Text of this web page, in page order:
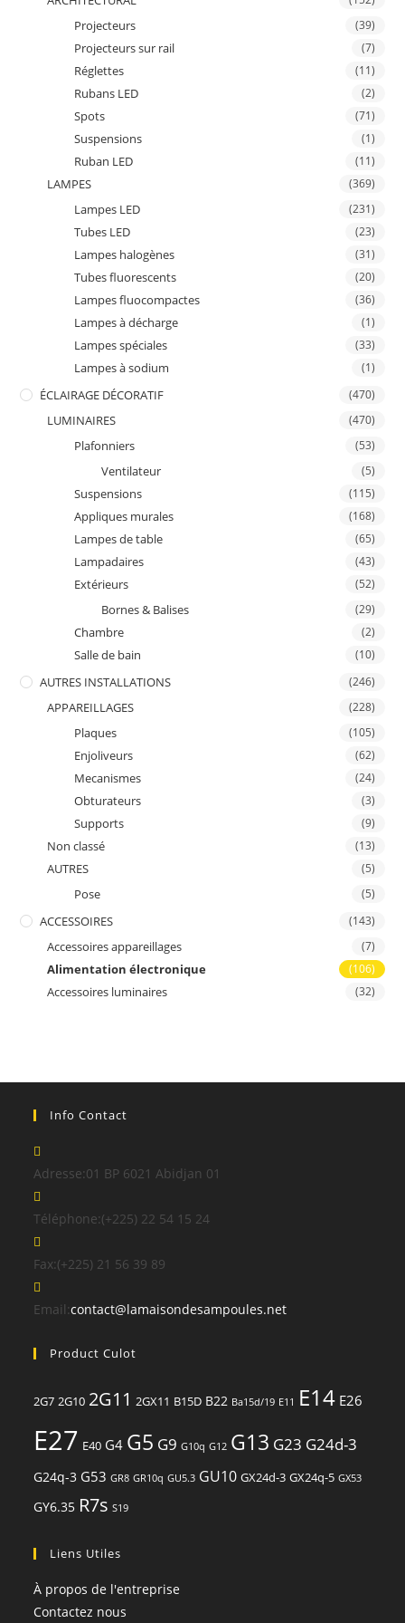
Projecteurs (39)
Projecteurs sur rail (7)
Réglettes (11)
Rubans LED (2)
Spots (71)
Suspensions (1)
Ruban LED (11)
LAMPES (369)
Lampes LED (231)
Tubes LED (23)
Lampes halogènes (31)
Tubes fluorescents (20)
Lampes fluocompactes (36)
Lampes à décharge (1)
Lampes spéciales (33)
Lampes à sodium (1)
ÉCLAIRAGE DÉCORATIF (470)
LUMINAIRES (470)
Plafonniers (53)
Ventilateur (5)
Suspensions (115)
Appliques murales (168)
Lampes de table (65)
Lampadaires (43)
Extérieurs (52)
Bornes & Balises (29)
Chambre (2)
Salle de bain (10)
AUTRES INSTALLATIONS (246)
APPAREILLAGES (228)
Plaques (105)
Enjoliveurs (62)
Mecanismes (24)
Obturateurs (3)
Supports (9)
Non classé (13)
AUTRES (5)
Pose (5)
ACCESSOIRES (143)
Accessoires appareillages (7)
Alimentation électronique (106)
Accessoires luminaires (32)
Info Contact
Adresse:01 BP 6021 Abidjan 01
Téléphone:(+225) 22 54 15 24
Fax:(+225) 21 56 39 89
Email:contact@lamaisondesampoules.netS’ouvre
Product Culot
2G7 2G10 2G11 2GX11 B15D B22 Ba15d/19 E11 E14 E26
E27 E40 G4 G5 G9 G10q G12 G13 G23 G24d-3
G24q-3 G53 GR8 GR10q GU5.3 GU10 GX24d-3 GX24q-5 GX53
GY6.35 R7s S19
Liens Utiles
À propos de l'entreprise
Contactez nous